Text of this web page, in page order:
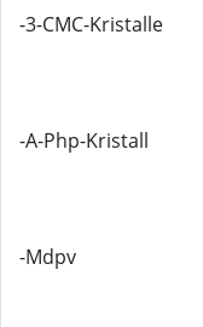
-3-CMC-Kristalle
-A-Php-Kristall
-Mdpv